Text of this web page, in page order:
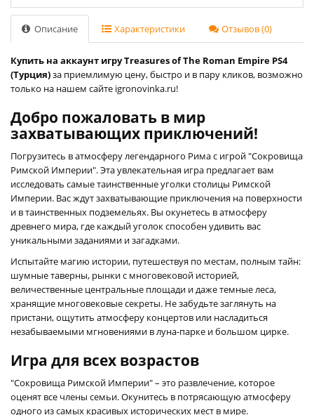
Описание Характеристики Отзывов (0)
Купить на аккаунт игру Treasures of The Roman Empire PS4
(Турция)за приемлимую цену, быстро и в пару кликов, возможно
только на нашем сайте igronovinka.ru!
Добро пожаловать в мир
захватывающих приключений!
Погрузитесь в атмосферу легендарного Рима с игрой "Сокровища
Римской Империи". Эта увлекательная игра предлагает вам
исследовать самые таинственные уголки столицы Римской
Империи. Вас ждут захватывающие приключения на поверхности
и в таинственных подземельях. Вы окунетесь в атмосферу
древнего мира, где каждый уголок способен удивить вас
уникальными заданиями и загадками.
Испытайте магию истории, путешествуя по местам, полным тайн:
шумные таверны, рынки с многовековой историей,
величественные центральные площади и даже темные леса,
хранящие многовековые секреты. Не забудьте заглянуть на
пристани, ощутить атмосферу концертов или насладиться
незабываемыми мгновениями в луна-парке и большом цирке.
Игра для всех возрастов
"Сокровища Римской Империи" – это развлечение, которое
оценят все члены семьи. Окунитесь в потрясающую атмосферу
одного из самых красивых исторических мест в мире.